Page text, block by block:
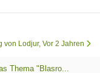
von Lodjur, Vor 2 Jahren
Thema "Blasro...